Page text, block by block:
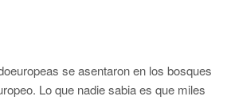
se asentaron en los bosques
Lo que nadie sabia es que miles